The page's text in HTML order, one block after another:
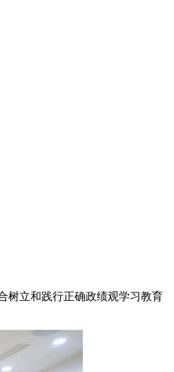
树立和践行正确政绩观学习教育